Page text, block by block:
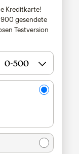
Kreditkarte!
gesendete
Testversion